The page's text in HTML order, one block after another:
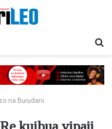
na Burudani